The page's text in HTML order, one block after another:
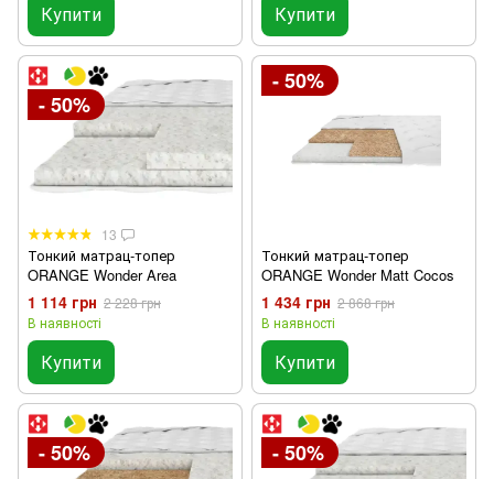
Купити Купити
- 50%
13
Тонкий матрац-топер
ORANGE Wonder Area
1 114 грн 2 228 грн
В наявності
Купити
- 50%
Тонкий матрац-топер
ORANGE Wonder Matt Cocos
1 434 грн 2 868 грн
В наявності
Купити
- 50% - 50%